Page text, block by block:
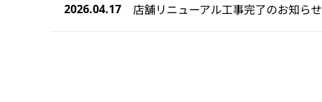
2026.04.17 店舗リニューアル工事完了のお知らせ